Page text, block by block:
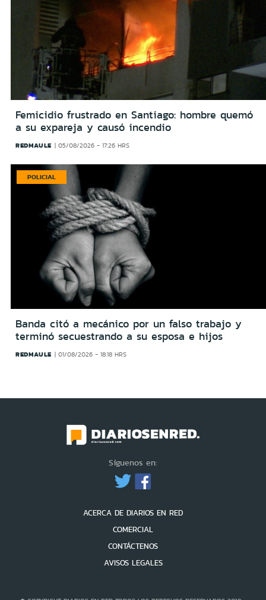
Femicidio frustrado en Santiago: hombre quemó
a su expareja y causó incendio
REDMAULE 05/08/2026 - 17:26 HRS
POLICIAL
Banda citó a mecánico por un falso trabajo y
terminó secuestrando a su esposa e hijos
REDMAULE 01/08/2026 - 18:18 HRS
Síguenos en:
ACERCA DE DIARIOS EN RED
COMERCIAL
CONTÁCTENOS
AVISOS LEGALES